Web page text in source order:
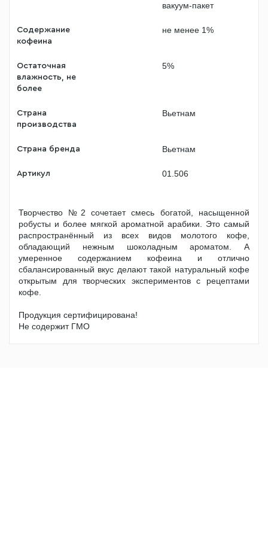
вакуум-пакет
Содержание
кофеина
не менее 1%
Остаточная
влажность, не
более
5%
Страна
производства
Вьетнам
Страна бренда Вьетнам
Артикул 01.506
Творчество №2 сочетает смесь богатой, насыщенной
робусты и более мягкой ароматной арабики. Это самый
распространённый из всех видов молотого кофе,
обладающий нежным шоколадным ароматом. А
умеренное содержанием кофеина и отлично
сбалансированный вкус делают такой натуральный кофе
открытым для творческих экспериментов с рецептами
кофе.
Продукция сертифицирована!
Не содержит ГМО